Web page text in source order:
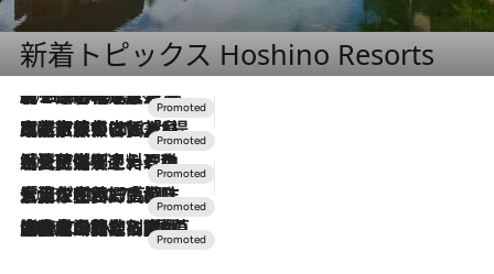
新着トピックス Hoshino Resorts
2026.8.7
【トンボの足水浴】ヒノキの香りに包まれて涼感マックス！約13℃の湧水かけ流しを避暑地「星野温泉 トンボの湯」で体験
2026.7.31
【ホテル帰省】という選択肢をOMOが提案。家族とほどよい距離を保つには「昼は実家、夜は気兼ねなくホテルで！」
2026.7.24
【夏限定ディナーコース】旬を迎える稚鮎や花ズッキーニなどをイタリア・トスカーナの郷土料理の手法で満喫！
2026.7.17
「土佐和ハーブかき氷」がOMO7高知に登場！生姜、山椒、大葉など目にも舌にも涼を呼ぶ郷土の味
2026.7.10
NEW OPEN！【界 草津】名湯の地に誕生。趣の異なる2種の温泉と上州ならではの会席・蕎麦割烹など美食を味わう究極の癒やし旅